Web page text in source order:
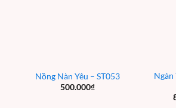
Nồng Nàn Yêu – ST053
500.000₫
Ngàn